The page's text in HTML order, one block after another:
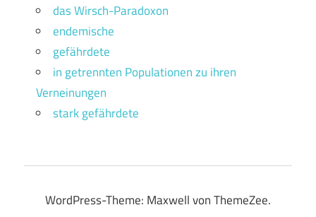
das Wirsch-Paradoxon
endemische
gefährdete
in getrennten Populationen zu ihren
Verneinungen
stark gefährdete
WordPress-Theme: Maxwell von ThemeZee.